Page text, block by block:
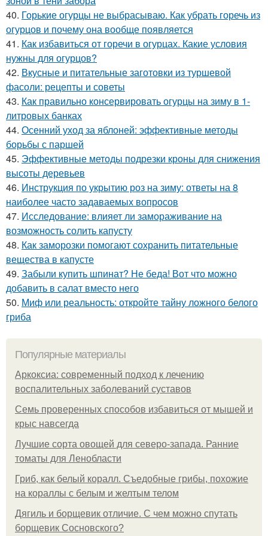
40. Горькие огурцы не выбрасываю. Как убрать горечь из
огурцов и почему она вообще появляется
41. Как избавиться от горечи в огурцах. Какие условия
нужны для огурцов?
42. Вкусные и питательные заготовки из туршевой
фасоли: рецепты и советы
43. Как правильно консервировать огурцы на зиму в 1-
литровых банках
44. Осенний уход за яблоней: эффективные методы
борьбы с паршей
45. Эффективные методы подрезки кроны для снижения
высоты деревьев
46. Инструкция по укрытию роз на зиму: ответы на 8
наиболее часто задаваемых вопросов
47. Исследование: влияет ли замораживание на
возможность солить капусту
48. Как заморозки помогают сохранить питательные
вещества в капусте
49. Забыли купить шпинат? Не беда! Вот что можно
добавить в салат вместо него
50. Миф или реальность: откройте тайну ложного белого
гриба
Популярные материалы
Аркоксиа: современный подход к лечению
воспалительных заболеваний суставов
Семь проверенных способов избавиться от мышей и
крыс навсегда
Лучшие сорта овощей для северо-запада. Ранние
томаты для Ленобласти
Гриб, как белый коралл. Съедобные грибы, похожие
на кораллы с белым и желтым телом
Дягиль и борщевик отличие. С чем можно спутать
борщевик Сосновского?